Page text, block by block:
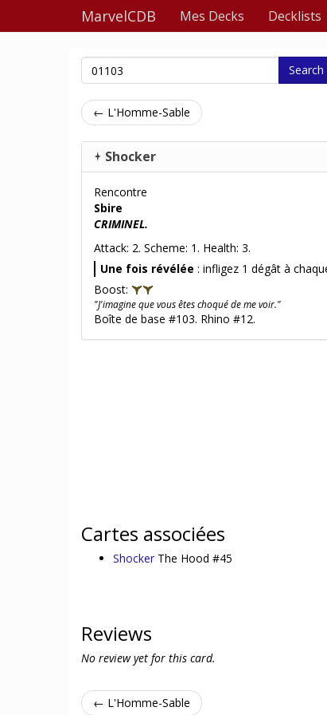
MarvelCDB Mes Decks Decklists
Search
← L'Homme-Sable
Shocker
Rencontre
Sbire
CRIMINEL.
Attack: 2. Scheme: 1. Health: 3.
Une fois révélée : infligez 1 dégât à
Boost:
"J'imagine que vous êtes choqué de me voir."
Boîte de base #103. Rhino #12.
Cartes associées
Shocker The Hood #45
Reviews
No review yet for this card.
← L'Homme-Sable